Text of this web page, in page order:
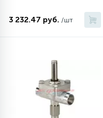
Шланги залива
Шланги слива
3 232.47 руб. /шт